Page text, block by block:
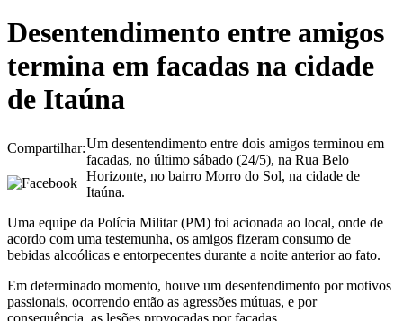
Desentendimento entre amigos
termina em facadas na cidade
de Itaúna
Compartilhar:Um desentendimento entre dois amigos terminou em
facadas, no último sábado (24/5), na Rua Belo
Horizonte, no bairro Morro do Sol, na cidade de
Itaúna.
Uma equipe da Polícia Militar (PM) foi acionada ao local, onde de
acordo com uma testemunha, os amigos fizeram consumo de
bebidas alcoólicas e entorpecentes durante a noite anterior ao fato.
Em determinado momento, houve um desentendimento por motivos
passionais, ocorrendo então as agressões mútuas, e por
consequência, as lesões provocadas por facadas.